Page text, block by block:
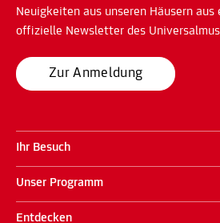
Neuigkeiten aus unseren Häusern aus
offizielle Newsletter des
Zur Anmeldung
Ihr Besuch
Unser Programm
Entdecken